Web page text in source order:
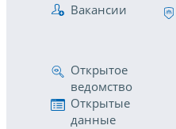
Вакансии
Открытое
ведомство
Открытые
данные